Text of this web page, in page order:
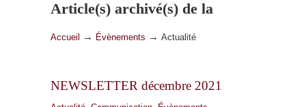
Article(s) archivé(s) de la
catégorieActualité
Accueil → Évènements → Actualité
NEWSLETTER décembre 2021